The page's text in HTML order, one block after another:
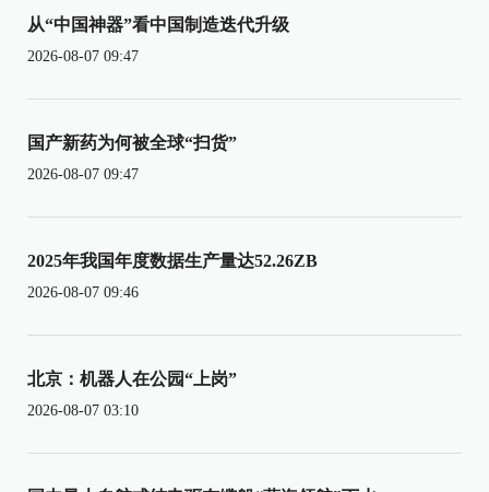
从“中国神器”看中国制造迭代升级
2026-08-07 09:47
国产新药为何被全球“扫货”
2026-08-07 09:47
2025年我国年度数据生产量达52.26ZB
2026-08-07 09:46
北京：机器人在公园“上岗”
2026-08-07 03:10